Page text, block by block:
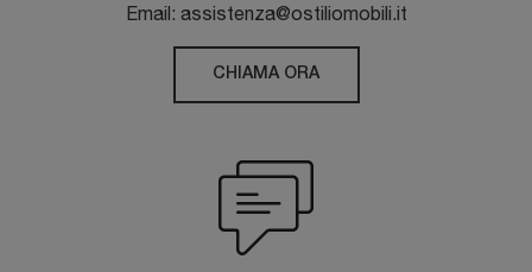
Email: assistenza@ostiliomobili.it
CHIAMA ORA